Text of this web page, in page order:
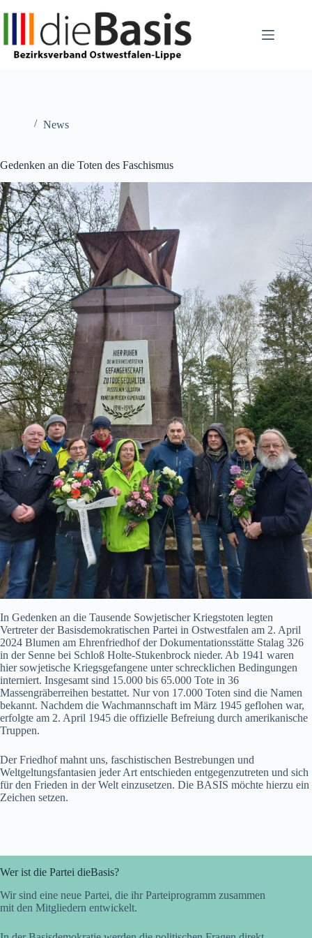
News
Gedenken an die Toten des Faschismus
In Gedenken an die Tausende Sowjetischer Kriegstoten legten
Vertreter der Basisdemokratischen Partei in Ostwestfalen am 2. April
2024 Blumen am Ehrenfriedhof der Dokumentationsstätte Stalag 326
in der Senne bei Schloß Holte-Stukenbrock nieder. Ab 1941 waren
hier sowjetische Kriegsgefangene unter schrecklichen Bedingungen
interniert. Insgesamt sind 15.000 bis 65.000 Tote in 36
Massengräberreihen bestattet. Nur von 17.000 Toten sind die Namen
bekannt. Nachdem die Wachmannschaft im März 1945 geflohen war,
erfolgte am 2. April 1945 die offizielle Befreiung durch amerikanische
Truppen.
Der Friedhof mahnt uns, faschistischen Bestrebungen und
Weltgeltungsfantasien jeder Art entschieden entgegenzutreten und sich
für den Frieden in der Welt einzusetzen. Die BASIS möchte hierzu ein
Zeichen setzen.
Wer ist die Partei dieBasis?
Wir sind eine neue Partei, die ihr Parteiprogramm zusammen
mit den Mitgliedern entwickelt.